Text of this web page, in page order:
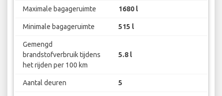
Maximale bagageruimte 1680 l
Minimale bagageruimte 515 l
Gemengd
brandstofverbruik tijdens
het rijden per 100 km
5.8 l
Aantal deuren 5